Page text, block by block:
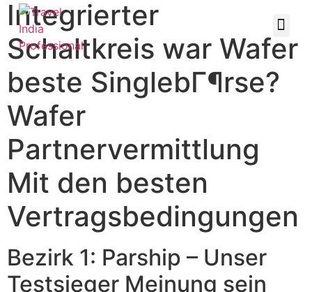
Integrierter
Schaltkreis war Wafer
beste SinglebГ¶rse?
Wafer
Partnervermittlung
Mit den besten
Vertragsbedingungen
Bezirk 1: Parship – Unser
Testsieger Meinung sein